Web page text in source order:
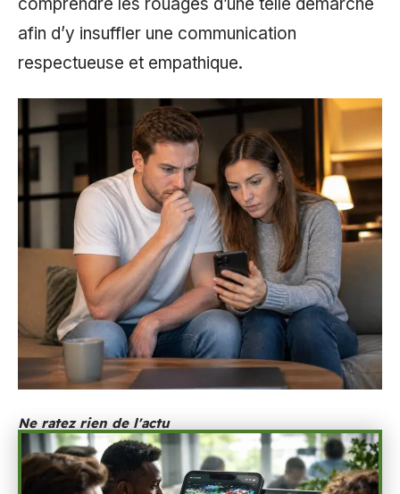
afin d’y insuffler une communication
respectueuse et empathique.
Ne ratez rien de l'actu